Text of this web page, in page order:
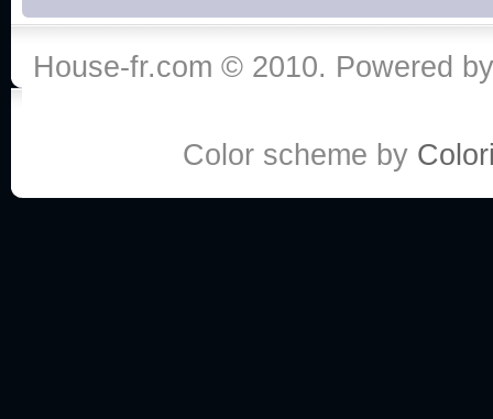
Salut tout le monde ! Je me fais un petit après
House-fr.com © 2010. Powered
Color scheme by